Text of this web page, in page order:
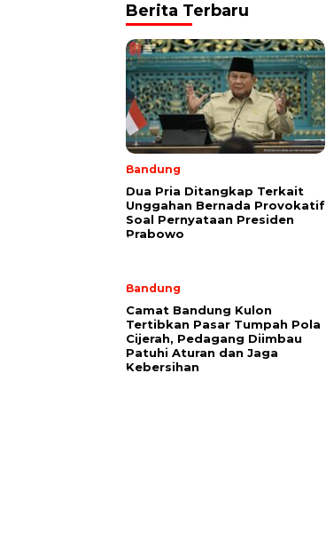
Berita Terbaru
Bandung
Dua Pria Ditangkap Terkait
Unggahan Bernada Provokatif
Soal Pernyataan Presiden
Prabowo
Bandung
Camat Bandung Kulon
Tertibkan Pasar Tumpah Pola
Cijerah, Pedagang Diimbau
Patuhi Aturan dan Jaga
Kebersihan